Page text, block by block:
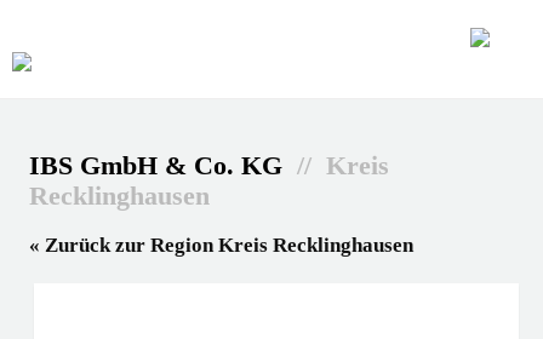
IBS GmbH & Co. KG // Kreis
Recklinghausen
« Zurück zur Region Kreis Recklinghausen